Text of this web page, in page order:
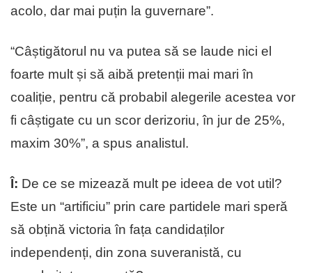
acolo, dar mai puțin la guvernare”.
“Câștigătorul nu va putea să se laude nici el
foarte mult și să aibă pretenții mai mari în
coaliție, pentru că probabil alegerile acestea vor
fi câștigate cu un scor derizoriu, în jur de 25%,
maxim 30%”, a spus analistul.
Î: ⁠De ce se mizează mult pe ideea de vot util?
Este un “artificiu” prin care partidele mari speră
să obțină victoria în fața candidaților
independenți, din zona suveranistă, cu